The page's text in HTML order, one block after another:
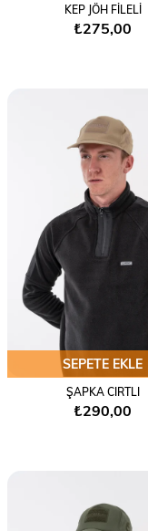
KEP JÖH FİLELİ
₺275,00
SEPETE EKLE
ŞAPKA CIRTLI
₺290,00